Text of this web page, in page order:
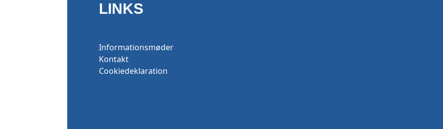
LINKS
Informationsmøder
Kontakt
Cookiedeklaration